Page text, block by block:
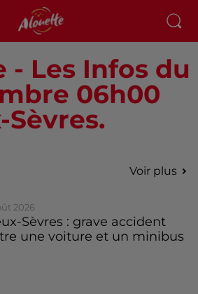
- Les Infos du
06h00
Voir plus
2026
Sèvres : grave accident
une voiture et un minibus